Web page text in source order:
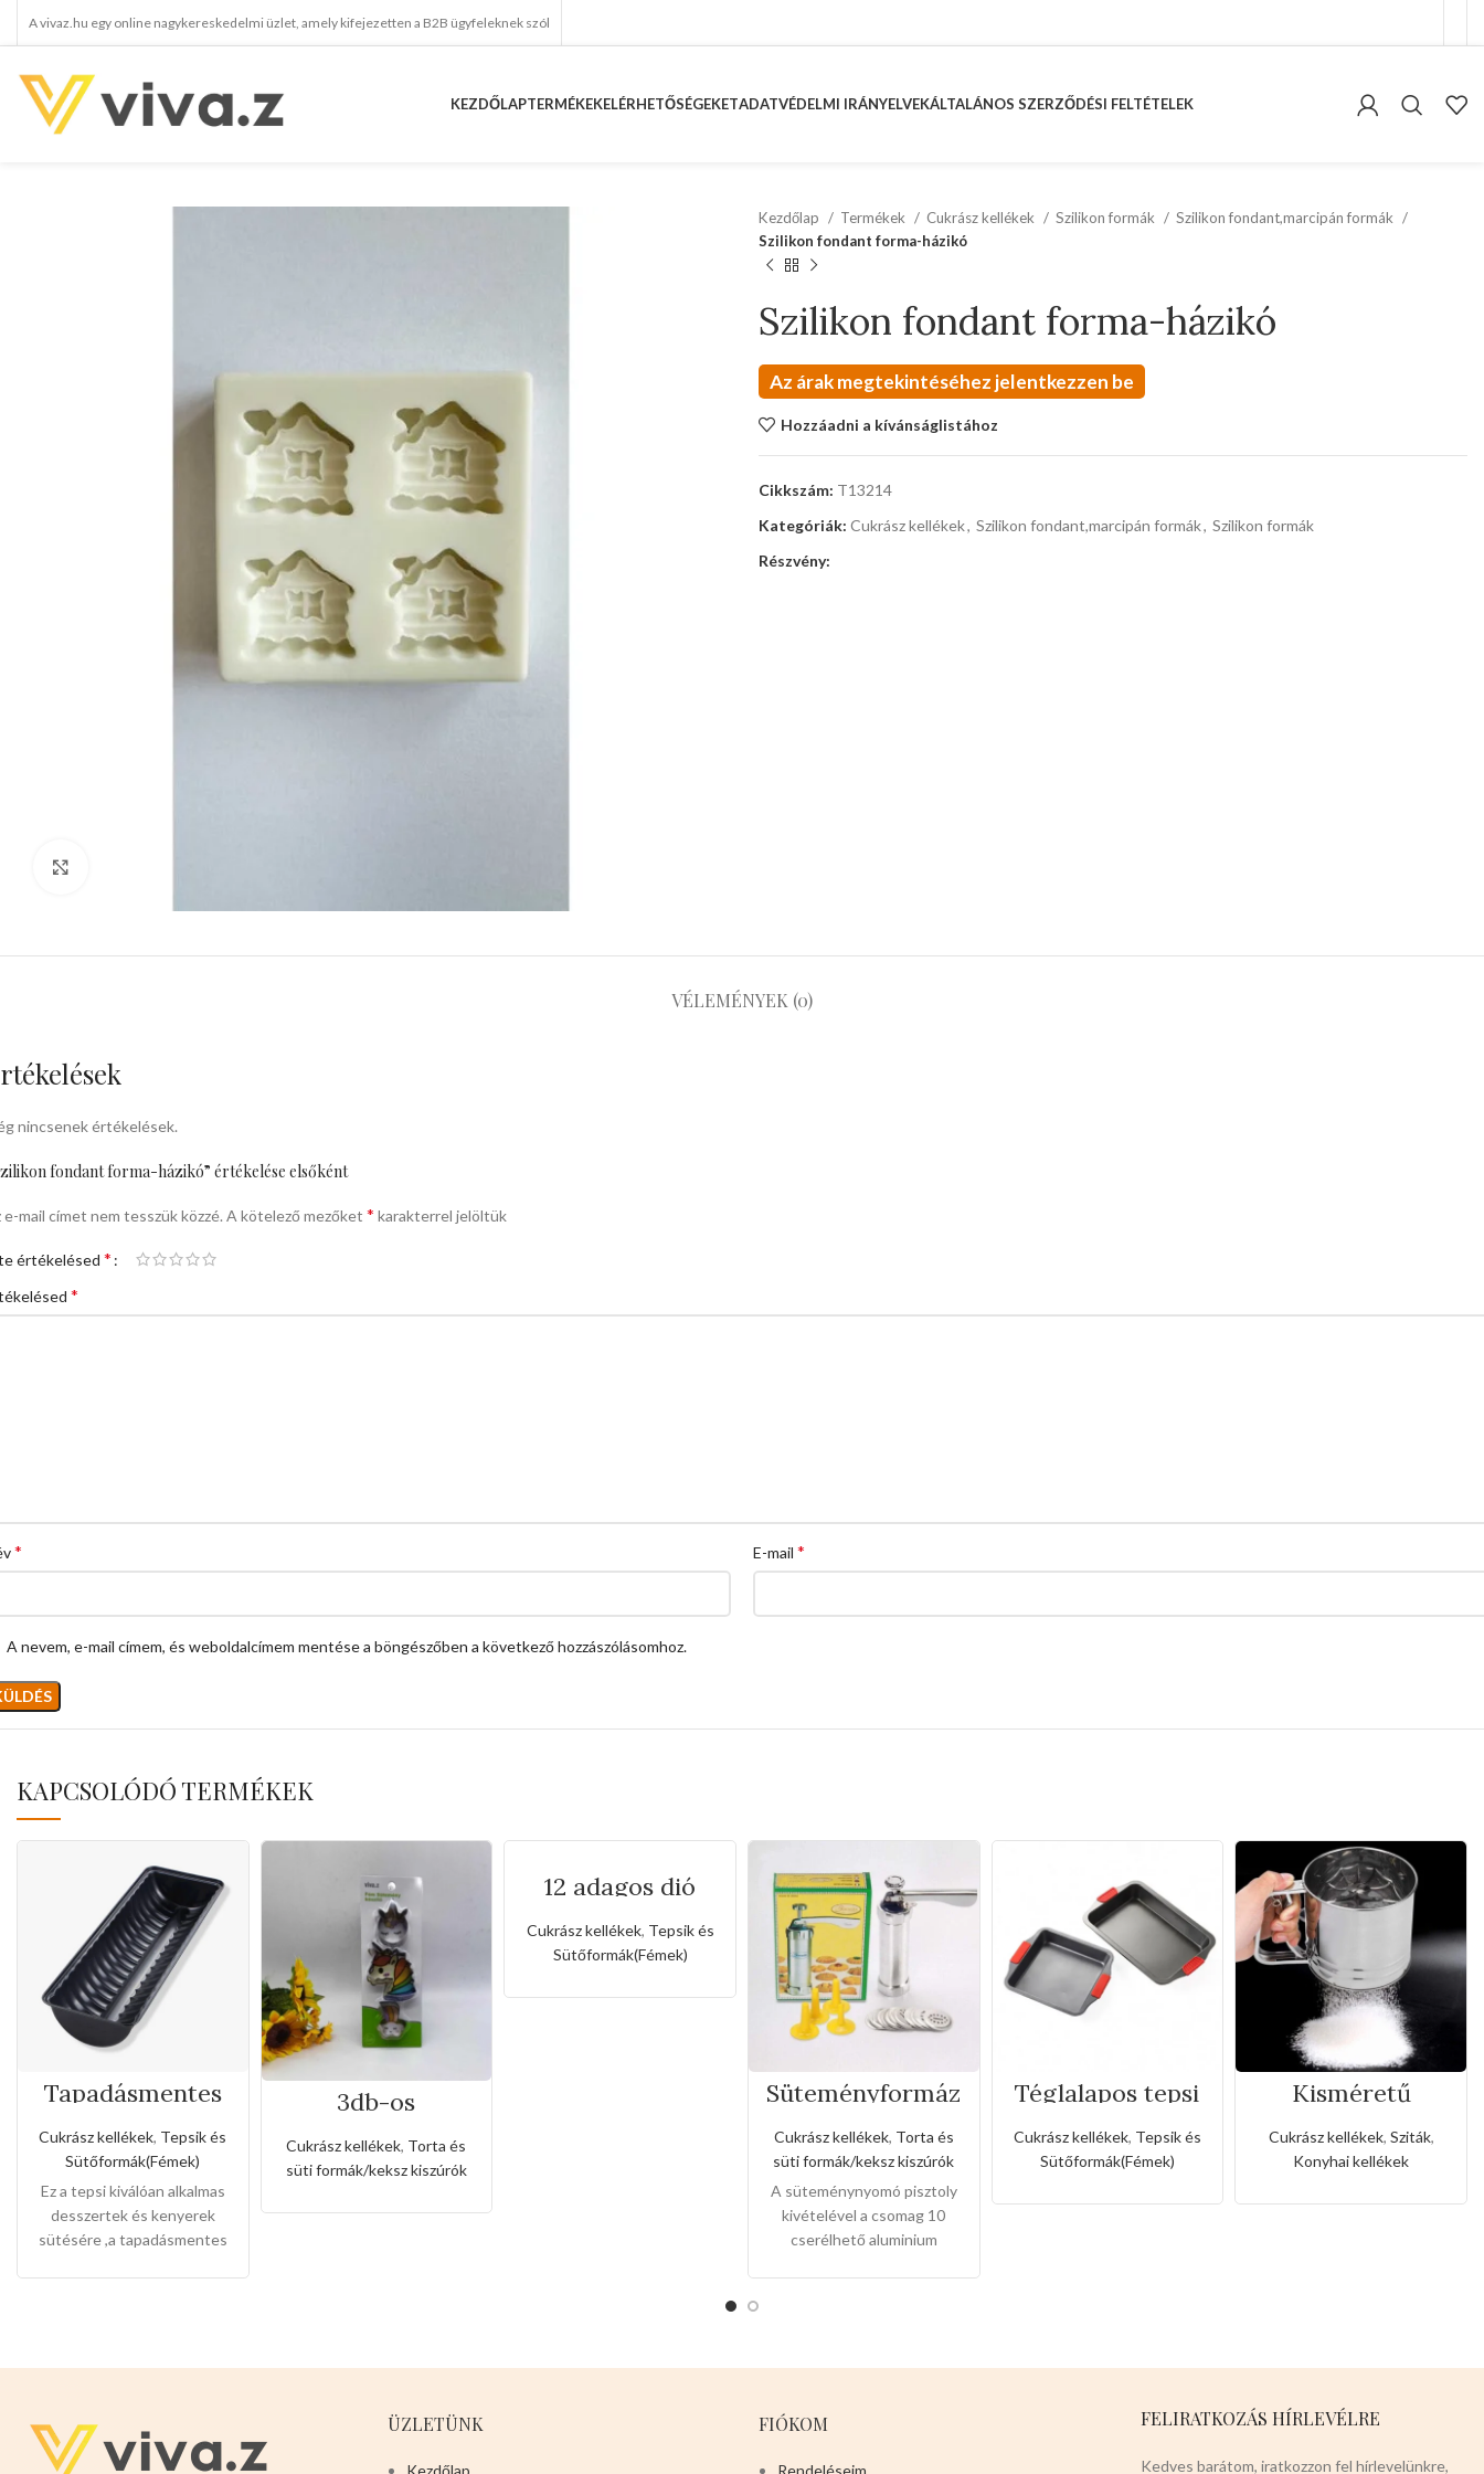
A vivaz.hu egy online nagykereskedelmi üzlet, amely kifejezetten a B2B ügyfeleknek szól
KEZDŐLAPTERMÉKEKELÉRHETŐSÉGEKETADATVÉDELMI IRÁNYELVEKÁLTALÁNOS SZERZŐDÉSI FELTÉTELEK
Kezdőlap Termékek Cukrász kellékek Szilikon formák
Szilikon fondant,marcipán formák
Szilikon fondant forma-házikó
Szilikon fondant forma-házikó
Az árak megtekintéséhez jelentkezzen be
Hozzáadni a kívánságlistához
Cikkszám: T13214
Kategóriák: Cukrász kellékek, Szilikon fondant,marcipán formák, Szilikon formák
Részvény:
VÉLEMÉNYEK (0)
nincsenek értékelések.
fondant forma-házikó” értékelése elsőként
e-mail címet nem tesszük közzé. A kötelező mezőket * karakterrel jelöltük
értékelésed *
*
* E-mail *
A nevem, e-mail címem, és weboldalcímem mentése a böngészőben a következő hozzászólásomhoz.
KAPCSOLÓDÓ TERMÉKEK
Tapadásmentes
forma(Közepes
méret)
Cukrász kellékek, Tepsik és
Sütőformák(Fémek)
Ez a tepsi kiválóan alkalmas
desszertek és kenyerek
sütésére ,a tapadásmentes
3db-os
kiszúró készlet
unikornis és
szivárvány alakkal
Cukrász kellékek, Torta és
süti formák/keksz kiszúrók
12 adagos dió
formájú tepsi
Cukrász kellékek, Tepsik és
Sütőformák(Fémek)
Süteményformáz
ó készlet
Cukrász kellékek, Torta és
süti formák/keksz kiszúrók
A süteménynyomó pisztoly
kivételével a csomag 10
cserélhető aluminium
kiegészítőkkel tartós,
Téglalapos tepsi
szilikon fogóval
Cukrász kellékek, Tepsik és
Sütőformák(Fémek)
Kisméretű
rozsdamentes
liszt,porcukor
szóró
Cukrász kellékek, Sziták,
Konyhai kellékek
ÜZLETÜNK FIÓKOM FELIRATKOZÁS HÍRLEVÉLRE
Kedves barátom, iratkozzon fel hírlevelünkre,